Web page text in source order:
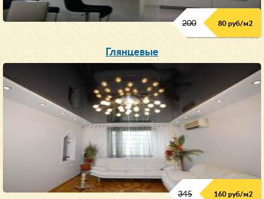
200 80 руб/м2
Глянцевые
345 160 руб/м2